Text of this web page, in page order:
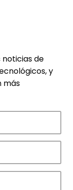
noticias de
y
más